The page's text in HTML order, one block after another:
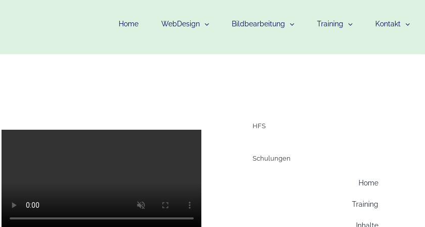
Home WebDesign Bildbearbeitung Training Kontakt
HFS
Schulungen
Home
Training
Inhalte